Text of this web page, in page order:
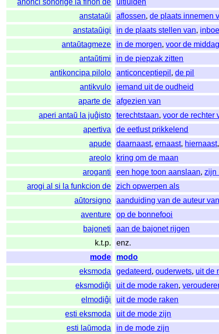
anonci sonorige la finon de
uitluiden
anstataŭi
aflossen,de plaats innemen
anstataŭigi
in de plaats stellen van,
antaŭtagmeze
in de morgen,voor de
antaŭtimi
in de piepzak zitten
antikoncipa pilolo
anticonceptiepil ,de pil
antikvulo
iemand uit de oudheid
aparte de
afgezien van
aperi antaŭ la juĝisto
terechtstaan,voor de rechter
apertiva
de eetlust prikkelend
apude
daarnaast,ernaast, hiernaast
areolo
kring om de maan
aroganti
een hoge toon aanslaan,zijn
arogi al si la funkcion de
zich opwerpen als
aŭtorsigno
aanduiding van de auteur
aventure
op de bonnefooi
bajoneti
aan de bajonet rijgen
k.t.p.
enz.
mode
modo
eksmoda
gedateerd,ouderwets, uit de
eksmodiĝi
uit de mode raken,
elmodiĝi
uit de mode raken
esti eksmoda
uit de mode zijn
esti laŭmoda
in de mode zijn